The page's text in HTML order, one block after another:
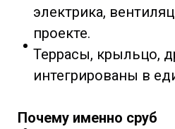
электрика,
проекте.
Террасы, крыльцо,
интегрированы в
Почему именно сруб